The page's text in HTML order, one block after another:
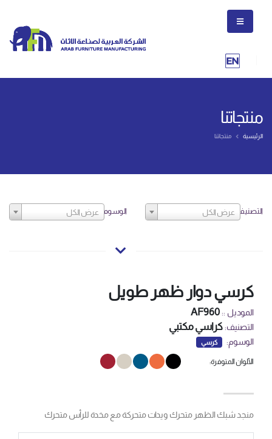
منتجاتنا
الرئيسية منتجاتنا
التصنيف عرض الكل الوسوم عرض الكل
كرسي دوار ظهر طويل
الموديل ::AF960
التصنيف:كراسي مكتبي
الوسوم: كرسي
الألوان المتوفرة:
منجد شبك الظهر متحرك ويدات متحركة مع مخدة للرأس متحرك